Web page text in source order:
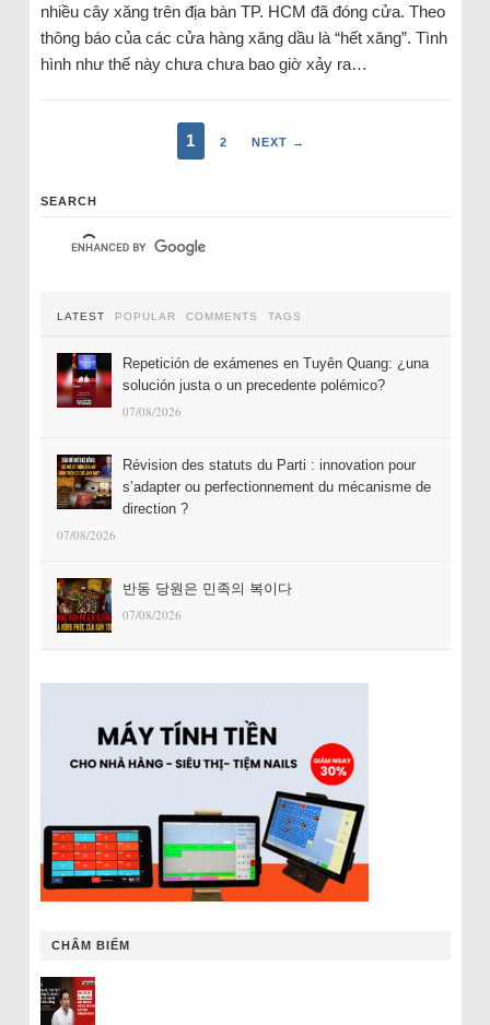
nhiều cây xăng trên địa bàn TP. HCM đã đóng cửa. Theo
thông báo của các cửa hàng xăng dầu là “hết xăng”. Tình
hình như thế này chưa chưa bao giờ xảy ra…
1 2 NEXT →
SEARCH
LATEST POPULAR COMMENTS TAGS
Repetición de exámenes en Tuyên Quang: ¿una
solución justa o un precedente polémico?
07/08/2026
Révision des statuts du Parti : innovation pour
s’adapter ou perfectionnement du mécanisme de
direction ?
07/08/2026
반동 당원은 민족의 복이다
07/08/2026
CHÂM BIẾM